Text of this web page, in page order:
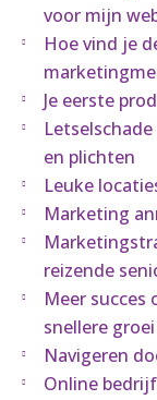
voor mijn
Hoe vind je
Je eerste
en plichten
Leuke
Marketing
reizende
Meer succes
snellere groei
Navigeren
Online